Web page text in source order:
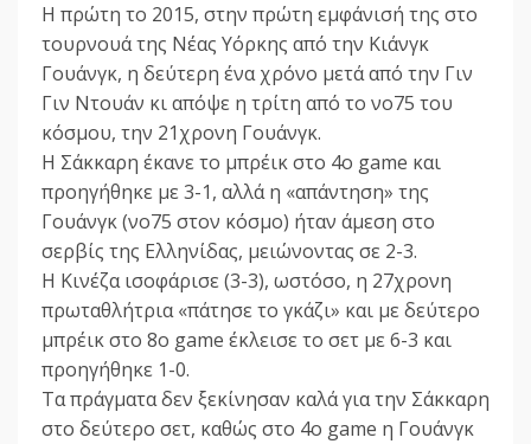
Η πρώτη το 2015, στην πρώτη εμφάνισή της στο
τουρνουά της Νέας Υόρκης από την Κιάνγκ
Γουάνγκ, η δεύτερη ένα χρόνο μετά από την Γιν
Γιν Ντουάν κι απόψε η τρίτη από το νο75 του
κόσμου, την 21χρονη Γουάνγκ.
Η Σάκκαρη έκανε το μπρέικ στο 4ο game και
προηγήθηκε με 3-1, αλλά η «απάντηση» της
Γουάνγκ (νο75 στον κόσμο) ήταν άμεση στο
σερβίς της Ελληνίδας, μειώνοντας σε 2-3.
Η Κινέζα ισοφάρισε (3-3), ωστόσο, η 27χρονη
πρωταθλήτρια «πάτησε το γκάζι» και με δεύτερο
μπρέικ στο 8ο game έκλεισε το σετ με 6-3 και
προηγήθηκε 1-0.
Τα πράγματα δεν ξεκίνησαν καλά για την Σάκκαρη
στο δεύτερο σετ, καθώς στο 4ο game η Γουάνγκ